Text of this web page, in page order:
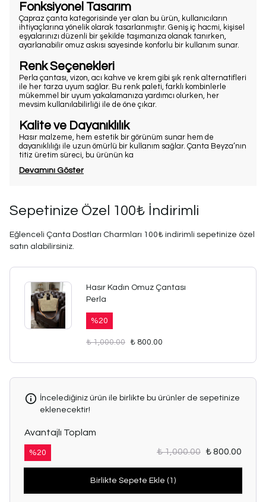
Fonksiyonel Tasarım
Çapraz çanta kategorisinde yer alan bu ürün, kullanıcıların
ihtiyaçlarına yönelik olarak tasarlanmıştır. Geniş iç hacmi, kişisel
eşyalarınızı düzenli bir şekilde taşımanıza olanak tanırken,
ayarlanabilir omuz askısı sayesinde konforlu bir kullanım sunar.
Renk Seçenekleri
Perla çantası, vizon, acı kahve ve krem gibi şık renk alternatifleri
ile her tarza uyum sağlar. Bu renk paleti, farklı kombinlerle
mükemmel bir uyum yakalamanıza yardımcı olurken, her
mevsim kullanılabilirliği ile de öne çıkar.
Kalite ve Dayanıklılık
Hasır malzeme, hem estetik bir görünüm sunar hem de
dayanıklılığı ile uzun ömürlü bir kullanım sağlar. Çanta Beyza’nın
titiz üretim süreci, bu ürünün ka
Devamını Göster
Sepetinize Özel 100₺ İndirimli
Eğlenceli Çanta Dostları Charmları 100₺ indirimli sepetinize özel
satın alabilirsiniz.
Hasır Kadın Omuz Çantası
Perla
%20
₺ 1,000.00 ₺ 800.00
İncelediğiniz ürün ile birlikte bu ürünler de sepetinize
eklenecektir!
Avantajlı Toplam
%20 ₺ 1,000.00 ₺ 800.00
Birlikte Sepete Ekle (1)